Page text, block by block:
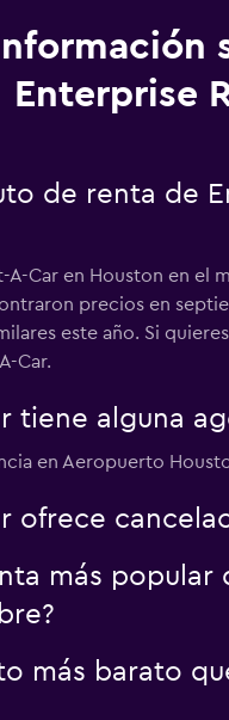
Enterprise
de renta de
A-Car en Houston en el
precios en
este año. Si
Car.
tiene alguna
en Aeropuerto
ofrece
más
más barato